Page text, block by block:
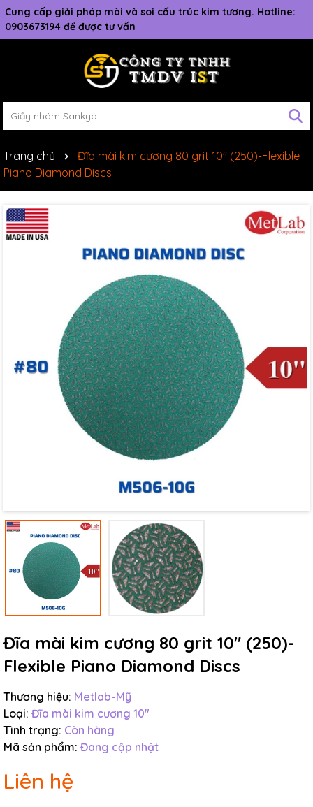
Cung cấp giải pháp mài và soi cấu trúc kim tương. Hotline:
0903673194 để được tư vấn
Trang chủ
Đĩa mài kim cương 80 grit 10" (250)-Flexible
Piano Diamond Discs
Đĩa mài kim cương 80 grit 10" (250)-
Flexible Piano Diamond Discs
Thương hiệu: Metlab-Mỹ
Loại: Đĩa mài kim cương 10"
Tình trạng: Còn hàng
Mã sản phẩm: Đang cập nhật
Liên hệ
Mã giảm giá:
Ngày hết hạn:
Điều kiện: